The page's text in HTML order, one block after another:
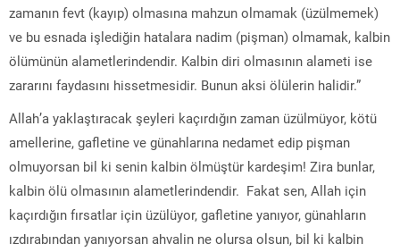
zamanın fevt (kayıp) olmasına mahzun olmamak (üzülmemek)
ve bu esnada işlediğin hatalara nadim (pişman) olmamak, kalbin
ölümünün alametlerindendir. Kalbin diri olmasının alameti ise
zararını faydasını hissetmesidir. Bunun aksi ölülerin halidir.”
Allah’a yaklaştıracak şeyleri kaçırdığın zaman üzülmüyor, kötü
amellerine, gafletine ve günahlarına nedamet edip pişman
olmuyorsan bil ki senin kalbin ölmüştür kardeşim! Zira bunlar,
kalbin ölü olmasının alametlerindendir. Fakat sen, Allah için
kaçırdığın fırsatlar için üzülüyor, gafletine yanıyor, günahların
ızdırabından yanıyorsan ahvalin ne olursa olsun, bil ki kalbin